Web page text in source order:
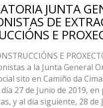
JUNTA
DE
E
E
a la Junta General
sito en Camiño da
27 de Junio de 2019,
y al día siguiente, 28 de